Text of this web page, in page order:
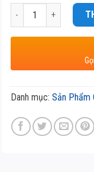
Số lượng
Danh mục: Sản Phẩm